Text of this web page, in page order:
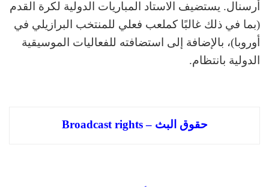
أرسنال. يستضيف الاستاد المباريات الدولية لكرة القدم
(بما في ذلك غالبًا كملعب فعلي للمنتخب البرازيلي في
أوروبا)، بالإضافة إلى استضافته للفعاليات الموسيقية
الدولية بانتظام.
حقوق البث – Broadcast rights